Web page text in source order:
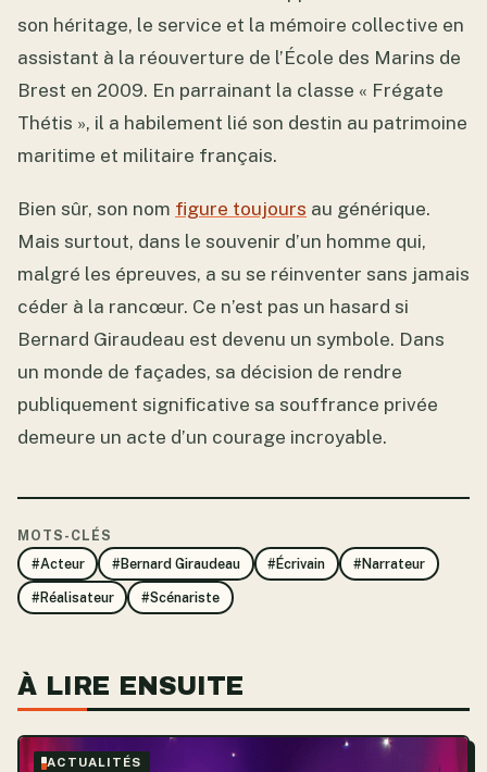
son héritage, le service et la mémoire collective en
assistant à la réouverture de l’École des Marins de
Brest en 2009. En parrainant la classe « Frégate
Thétis », il a habilement lié son destin au patrimoine
maritime et militaire français.
Bien sûr, son nom figure toujours au générique.
Mais surtout, dans le souvenir d’un homme qui,
malgré les épreuves, a su se réinventer sans jamais
céder à la rancœur. Ce n’est pas un hasard si
Bernard Giraudeau est devenu un symbole. Dans
un monde de façades, sa décision de rendre
publiquement significative sa souffrance privée
demeure un acte d’un courage incroyable.
MOTS-CLÉS
#Acteur
#Bernard Giraudeau #Écrivain #Narrateur
#Réalisateur #Scénariste
À LIRE ENSUITE
ACTUALITÉS